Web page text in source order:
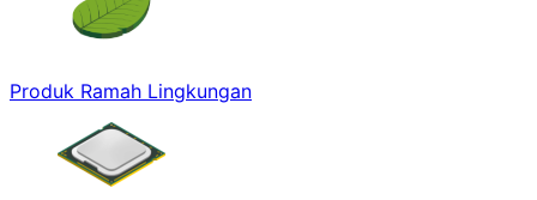
Produk Ramah Lingkungan